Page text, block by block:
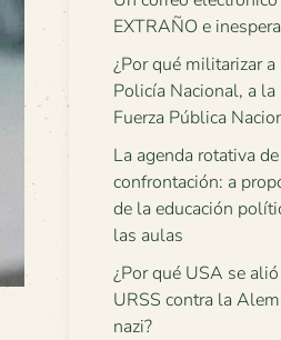
EXTRAÑO e
¿Por qué militarizar a
Policía Nacional, a la
Fuerza Pública
La agenda rotativa de
confrontación: a
de la educación
las aulas
¿Por qué USA se
URSS contra la
nazi?